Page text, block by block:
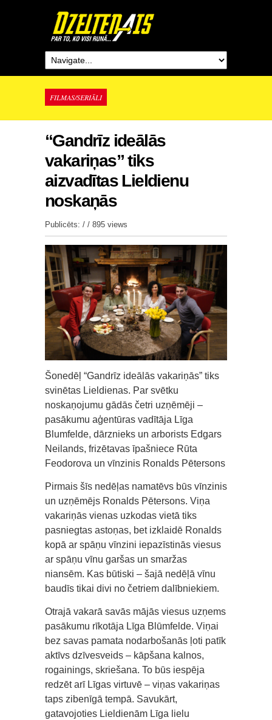
FILMAS/SERIĀLI
“Gandrīz ideālās
vakariņas” tiks
aizvadītas Lieldienu
noskaņās
Publicēts: / / 895 views
Šonedēļ “Gandrīz ideālās vakariņās” tiks
svinētas Lieldienas. Par svētku
noskaņojumu gādās četri uzņēmēji –
pasākumu aģentūras vadītāja Līga
Blumfelde, dārznieks un arborists Edgars
Neilands, frizētavas īpašniece Rūta
Feodorova un vīnzinis Ronalds Pētersons
Pirmais šīs nedēļas namatēvs būs vīnzinis
un uzņēmējs Ronalds Pētersons. Viņa
vakariņās vienas uzkodas vietā tiks
pasniegtas astoņas, bet izklaidē Ronalds
kopā ar spāņu vīnzini iepazīstinās viesus
ar spāņu vīnu garšas un smaržas
niansēm. Kas būtiski – šajā nedēļā vīnu
baudīs tikai divi no četriem dalībniekiem.
Otrajā vakarā savās mājās viesus uzņems
pasākumu rīkotāja Līga Blūmfelde. Viņai
bez savas pamata nodarbošanās ļoti patīk
aktīvs dzīvesveids – kāpšana kalnos,
rogainings, skriešana. To būs iespēja
redzēt arī Līgas virtuvē – viņas vakariņas
taps zibenīgā tempā. Savukārt,
gatavojoties Lieldienām Līga lielu